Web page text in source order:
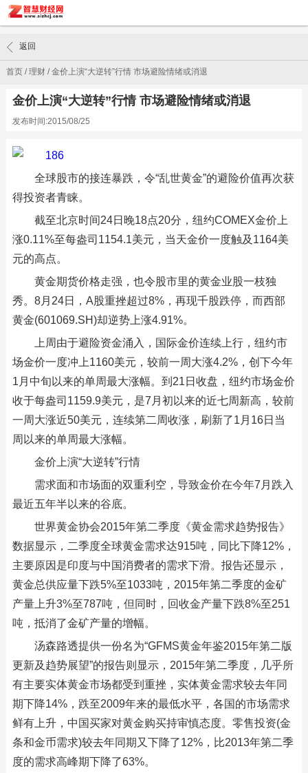
首页/理财/金价上演“大逆转”行情 市场避险情绪或消退
返回
金价上演“大逆转”行情 市场避险情绪或消退
发布时间:2015/08/25
全球股市的接连暴跌，令“乱世黄金”的避险价值再次获
得投资者青睐。
截至北京时间24日晚18点20分，纽约COMEX金价上
涨0.11%至每盎司1154.1美元，当天金价一度触及1164美
元的高点。
黄金期货价格走强，也令股市里的黄金业股一枝独
秀。8月24日，A股重挫超过8%，再现千股跌停，而西部
黄金(601069.SH)却逆势上涨4.91%。
上周由于避险资金涌入，国际金价连续上行，纽约市
场金价一度冲上1160美元，较前一周大涨4.2%，创下今年
1月中旬以来的单周最大涨幅。到21日收盘，纽约市场金价
收于每盎司1159.9美元，是7月初以来的近七周新高，较前
一周大涨近50美元，连续第二周收涨，刷新了1月16日当
周以来的单周最大涨幅。
金价上演“大逆转”行情
需求面和市场面的双重利空，导致金价在今年7月跌入
最近五年半以来的谷底。
世界黄金协会2015年第二季度《黄金需求趋势报告》
数据显示，二季度全球黄金需求达915吨，同比下降12%，
主要原因是印度与中国消费者的需求下滑。报告还显示，
黄金总供应量下跌5%至1033吨，2015年第二季度的金矿
产量上升3%至787吨，但同时，回收金产量下跌8%至251
吨，抵消了金矿产量的增幅。
汤森路透提供一份名为“GFMS黄金年鉴2015年第二版
更新及趋势展望”的报告则显示，2015年第二季度，几乎所
有主要实体黄金市场都受到重挫，实体黄金需求较去年同
期下降14%，跌至2009年来的最低水平，各国的市场需求
鲜有上升，中国买家对黄金购买持审慎态度。零售投资(金
条和金币需求)较去年同期又下降了12%，比2013年第二季
度的需求高峰期下降了63%。